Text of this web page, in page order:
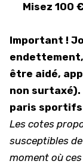
Misez 100
Important !
être aidé,
non surtaxé).
paris sportifs
Les cotes
susceptibles
moment où